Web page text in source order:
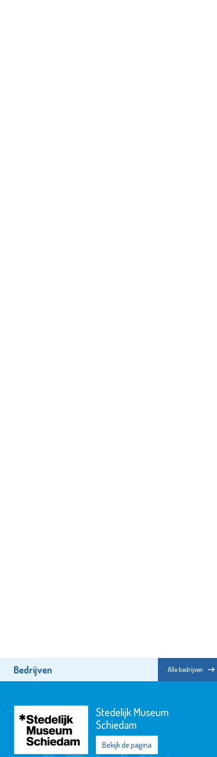
Bedrijven Alle bedrijven
Stedelijk Museum
Schiedam
Bekijk de pagina